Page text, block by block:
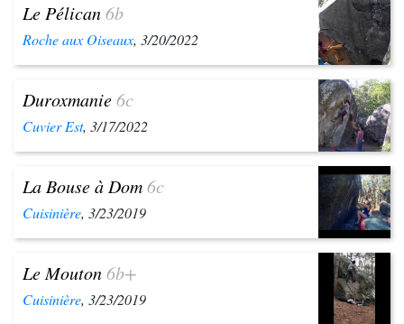
Le Pélican6b
Roche aux Oiseaux, 3/20/2022
Duroxmanie6c
Cuvier Est, 3/17/2022
La Bouse à Dom6c
Cuisinière, 3/23/2019
Le Mouton6b+
Cuisinière, 3/23/2019